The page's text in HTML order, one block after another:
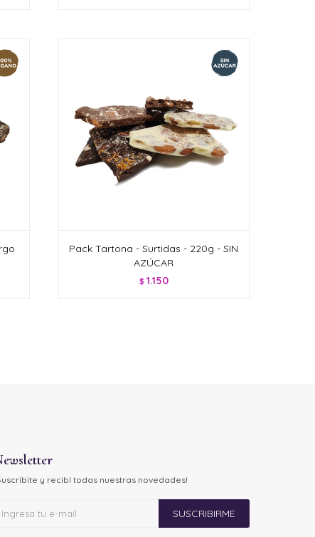
Pack Tartona - Surtidas - 220g - SIN
AZÚCAR
$ 1.150
y recibí todas nuestras novedades!
SUSCRIBIRME